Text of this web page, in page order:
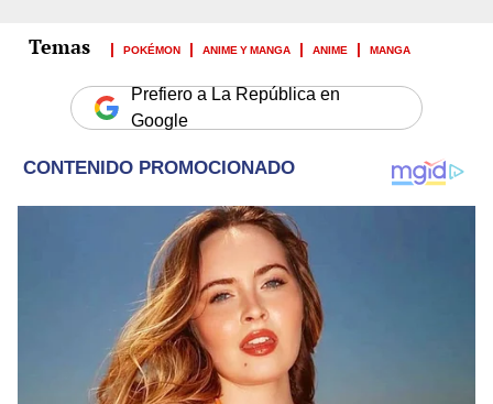
POKÉMON ANIME Y MANGA ANIME MANGA
Prefiero a La República en
Google